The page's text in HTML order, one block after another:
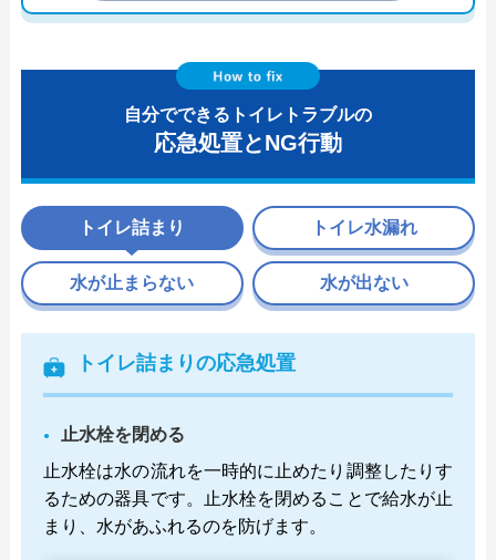
自分でできるトイレトラブルの
応急処置とNG行動
トイレ詰まり
トイレ詰まりの応急処置
止水栓を閉める
止水栓は水の流れを一時的に止めたり調整したりす
るための器具です。止水栓を閉めることで給水が止
まり、水があふれるのを防げます。
トイレ水漏れ
水が止まらない 水が出ない